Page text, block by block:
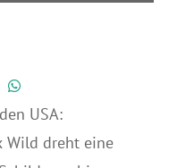
USA:
Wild dreht eine